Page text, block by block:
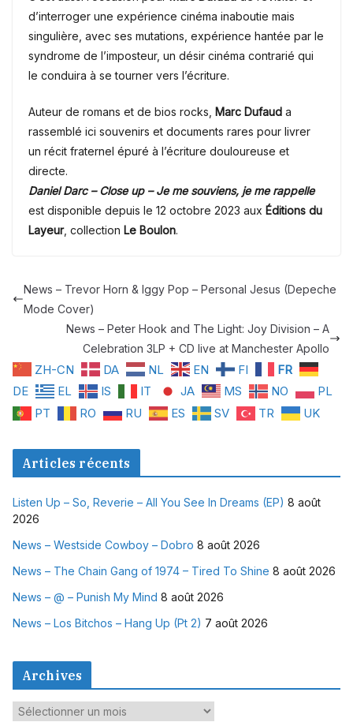
d’interroger une expérience cinéma inaboutie mais
singulière, avec ses mutations, expérience hantée par le
syndrome de l’imposteur, un désir cinéma contrarié qui
le conduira à se tourner vers l’écriture.
Auteur de romans et de bios rocks, Marc Dufaud a
rassemblé ici souvenirs et documents rares pour livrer
un récit fraternel épuré à l’écriture douloureuse et
directe.
Daniel Darc – Close up – Je me souviens, je me rappelle
est disponible depuis le 12 octobre 2023 aux Éditions du
Layeur, collection Le Boulon.
News – Trevor Horn & Iggy Pop – Personal Jesus (Depeche
Mode Cover)
News – Peter Hook and The Light: Joy Division – A
Celebration 3LP + CD live at Manchester Apollo
ZH-CN DA NL EN FI
FR
DE
EL IS IT JA MS NO
PL
PT
RO RU ES SV TR UK
Articles récents
Listen Up – So, Reverie – All You See In Dreams (EP) 8 août
2026
News – Westside Cowboy – Dobro 8 août 2026
News – The Chain Gang of 1974 – Tired To Shine 8 août 2026
News – @ – Punish My Mind 8 août 2026
News – Los Bitchos – Hang Up (Pt 2) 7 août 2026
Archives
A